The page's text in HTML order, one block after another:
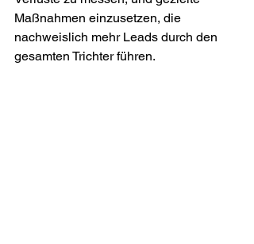
Maßnahmen einzusetzen, die
nachweislich mehr Leads durch den
gesamten Trichter führen.